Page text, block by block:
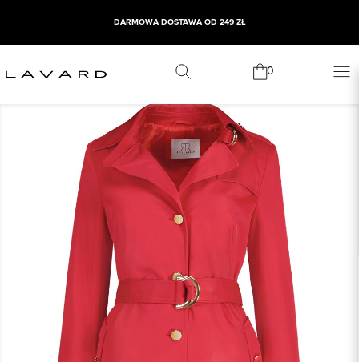
DARMOWA DOSTAWA OD 249 ZŁ
0